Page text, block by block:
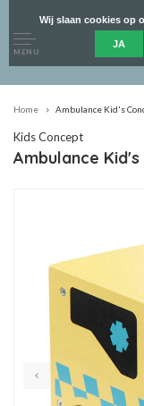
MENU
Home Ambulance Kid's
Kids Concept
Ambulance
Wij slaan cookies op
JA